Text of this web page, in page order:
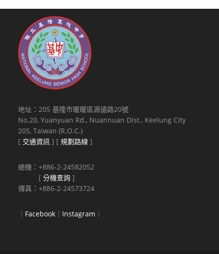
地址：205 基隆市暖暖區源遠路20號
No.20, Yuanyuan Rd., Nuannuan Dist., Keelung City
205, Taiwan (R.O.C.)
[ 交通資訊 ] [規劃路線 ]
總機：+886-2-24582052
[分機查詢 ]
傳真：+886-2-24573724
｜ Facebook ｜ Instagram ｜